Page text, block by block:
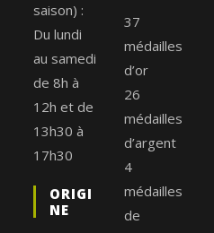
saison) :
Du lundi
au samedi
de 8h à
12h et de
13h30 à
17h30
ORIGI
NE
37
médailles
d’or
26
médailles
d’argent
4
médailles
de